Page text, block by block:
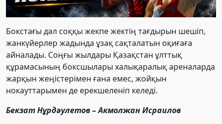
Бокстағы дәл соққы жекпе жектің тағдырын шешіп,
жанкүйерлер жадында ұзақ сақталатын оқиғаға
айналады. Соңғы жылдары Қазақстан ұлттық
құрамасының боксшылары халықаралық ареналарда
жарқын жеңістерімен ғана емес, жойқын
нокауттарымен де ерекшеленіп келеді.
Бекзат Нұрдәулетов – Акмолжан Исраилов